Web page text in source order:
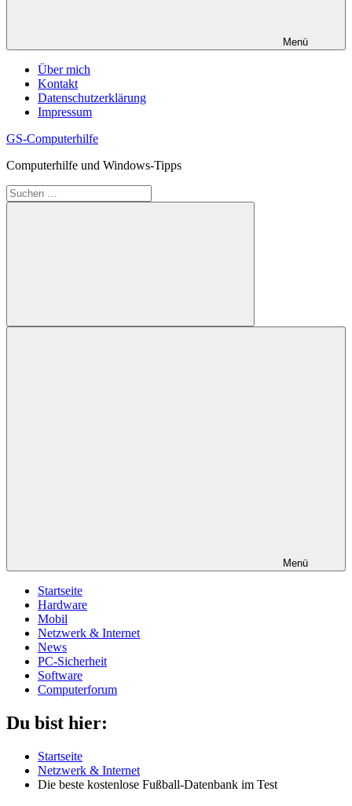
Menü
Über mich
Kontakt
Datenschutzerklärung
Impressum
GS-Computerhilfe
Computerhilfe und Windows-Tipps
Suchen
nach:
Suchen
Menü
Startseite
Hardware
Mobil
Netzwerk & Internet
News
PC-Sicherheit
Software
Computerforum
Du bist hier:
Startseite
Netzwerk & Internet
Die beste kostenlose Fußball-Datenbank im Test